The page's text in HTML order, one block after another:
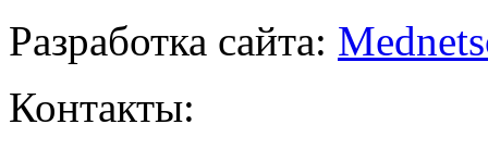
Разработка сайта:
Контакты: